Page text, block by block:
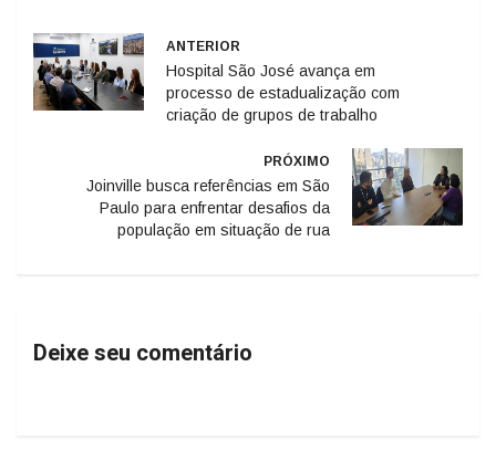
ANTERIOR
Hospital São José avança em
processo de estadualização com
criação de grupos de trabalho
PRÓXIMO
Joinville busca referências em São
Paulo para enfrentar desafios da
população em situação de rua
Deixe seu comentário